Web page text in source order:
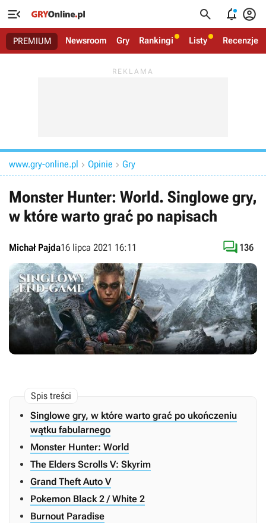
   
PREMIUM Newsroom Gry Rankingi Listy Recenzje
www.gry-online.pl  Opinie  Gry
Monster Hunter: World. Singlowe gry,
w które warto grać po napisach
Michał Pajda16 lipca 2021 16:11  136
Singlowe gry, w które warto grać po ukończeniu
wątku fabularnego
Monster Hunter: World
The Elders Scrolls V: Skyrim
Grand Theft Auto V
Pokemon Black 2 / White 2
Burnout Paradise